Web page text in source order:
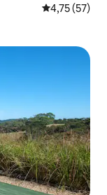
Gemiddelde
4,75 (57)